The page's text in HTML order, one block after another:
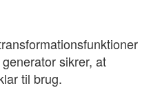
sikrer, at
til brug.